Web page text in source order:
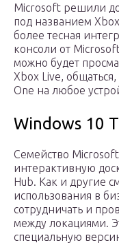
Microsoft решили
под названием
более тесная
консоли от
можно будет
Xbox Live,
One на любое
Windows 10
Семейство
интерактивную
Hub. Как и другие
использования в
сотрудничать и
между локациями.
специальную